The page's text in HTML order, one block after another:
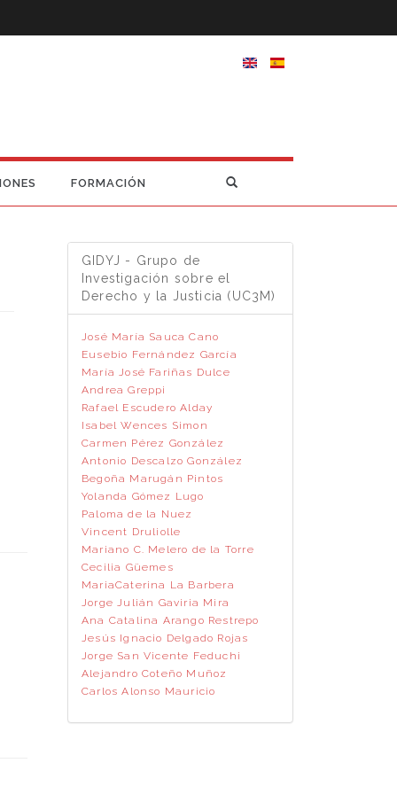
FORMACIÓN
GIDYJ - Grupo de
Investigación sobre el
Derecho y la Justicia (UC3M)
José María Sauca Cano
Eusebio Fernández García
María José Fariñas Dulce
Andrea Greppi
Rafael Escudero Alday
Isabel Wences Simon
Carmen Pérez González
Antonio Descalzo González
Begoña Marugán Pintos
Yolanda Gómez Lugo
Paloma de la Nuez
Vincent Druliolle
Mariano C. Melero de la Torre
Cecilia Güemes
MariaCaterina La Barbera
Jorge Julián Gaviria Mira
Ana Catalina Arango Restrepo
Jesús Ignacio Delgado Rojas
Jorge San Vicente Feduchi
Alejandro Coteño Muñoz
Carlos Alonso Mauricio